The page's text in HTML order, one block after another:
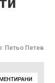
Петьо Петев